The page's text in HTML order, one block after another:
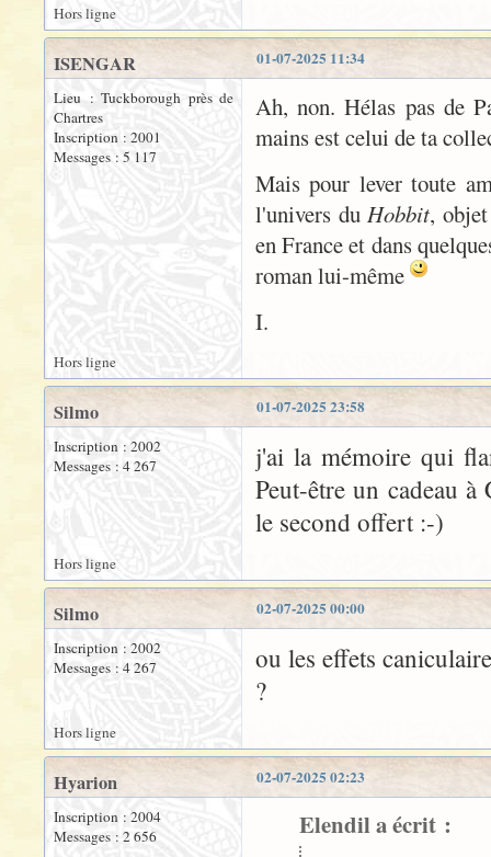
Hors ligne
01-07-2025 11:34
ISENGAR
Lieu : Tuckborough près de
Chartres
Inscription : 2001
Messages : 5 117
Ah, non. Hélas pas de
mains est celui de ta
Mais pour lever toute
l'univers du Hobbit,
en France et dans
roman lui-même
I.
Hors ligne
01-07-2025 23:58
Silmo
Inscription : 2002
Messages : 4 267
j'ai la mémoire qui
Peut-être un cadeau
le second offert :-)
Hors ligne
02-07-2025 00:00
Silmo
Inscription : 2002
Messages : 4 267
ou les effets
?
Hors ligne
02-07-2025 02:23
Hyarion
Inscription : 2004
Messages : 2 656
Elendil a écrit :